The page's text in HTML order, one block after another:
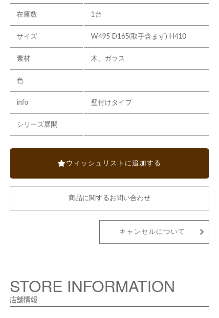
在庫数 1台
サイズ W495 D165(取手含まず) H410
素材 木、ガラス
色
info 壁付けタイプ
シリーズ展開
ウィッシュリストに追加する
商品に関するお問い合わせ
キャンセルについて
STORE INFORMATION
店舗情報